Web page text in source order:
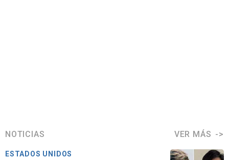
NOTICIAS VER MÁS
ESTADOS UNIDOS